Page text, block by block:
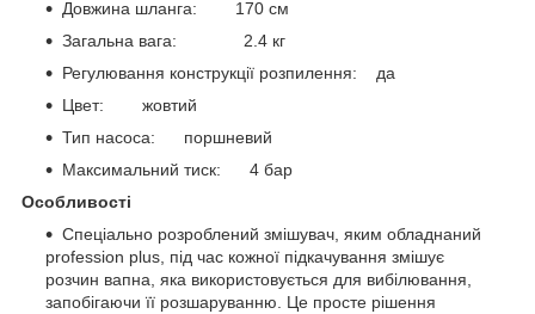
Довжина шланга: 170 см
Загальна вага: 2.4 кг
Регулювання конструкції розпилення: да
Цвет: жовтий
Тип насоса: поршневий
Максимальний тиск: 4 бар
Особливості
Спеціально розроблений змішувач, яким обладнаний
profession plus, під час кожної підкачування змішує
розчин вапна, яка використовується для вибілювання,
запобігаючи її розшаруванню. Це просте рішення